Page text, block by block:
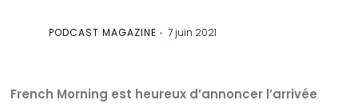
PODCAST MAGAZINE 7 juin 2021
French Morning est heureux d’annoncer l’arrivée